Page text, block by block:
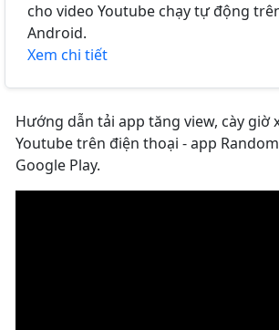
cho video Youtube chạy tự động
Android.
Xem chi tiết
Hướng dẫn tải app tăng view, cày giờ
Youtube trên điện thoại - app
Google Play.